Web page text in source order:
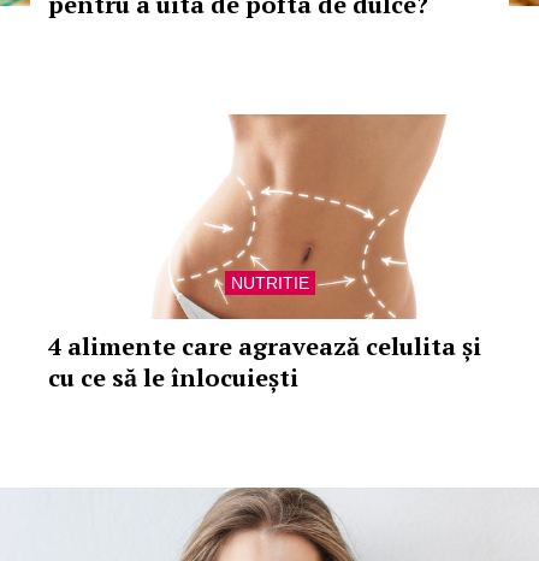
NUTRITIE
4 alimente care agravează celulita și
cu ce să le înlocuiești